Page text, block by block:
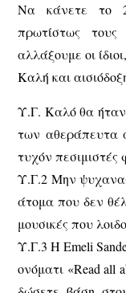
Να κάνετε το
πρωτίστως
αλλάξουμε οι
Καλή και
Υ.Γ. Καλό θα ήταν
των αθεράπευτα
τυχόν πεσιμιστές
Υ.Γ.2 Μην
άτομα που δεν
μουσικές που
Υ.Γ.3 Η Emeli
ονόματι «Read all